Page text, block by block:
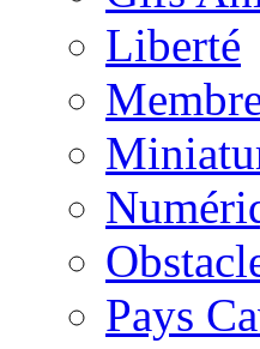
Liberté
Pays